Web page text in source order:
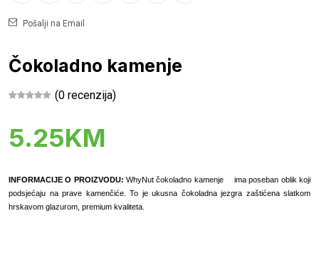
Pošalji na Email
Čokoladno kamenje
(0 recenzija)
5.25KM
INFORMACIJE O PROIZVODU: WhyNut čokoladno kamenje
ima poseban oblik koji
podsjećaju na prave kamenčiće. To je ukusna čokoladna jezgra zaštićena slatkom
hrskavom glazurom, premium kvaliteta.